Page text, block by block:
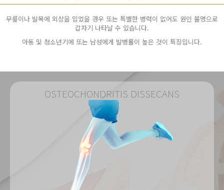
무릎이나 발목에 외상을 입었을 경우 또는 특별한 병력이 없어도 원인 불명으로
갑자기 나타날 수 있습니다.
아동 및 청소년기에 또는 남성에게 발병률이 높은 것이 특징입니다.
OSTEOCHONDRITIS DISSECANS